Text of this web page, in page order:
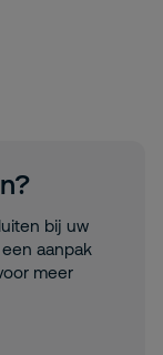
bij uw
aanpak
meer